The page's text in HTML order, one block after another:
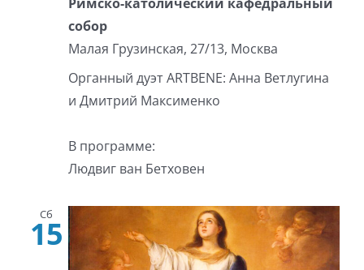
собор
Малая Грузинская, 27/13, Москва
Органный дуэт ARTBENE: Анна Ветлугина
и Дмитрий Максименко
В программе:
Людвиг ван Бетховен
Сб
15